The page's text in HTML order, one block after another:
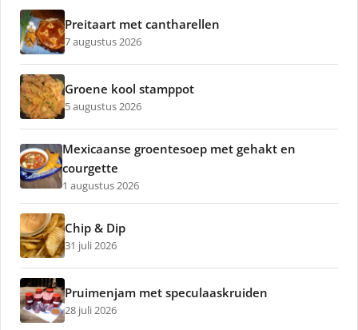
Preitaart met cantharellen
7 augustus 2026
Groene kool stamppot
5 augustus 2026
Mexicaanse groentesoep met gehakt en
courgette
1 augustus 2026
Chip & Dip
31 juli 2026
Pruimenjam met speculaaskruiden
28 juli 2026